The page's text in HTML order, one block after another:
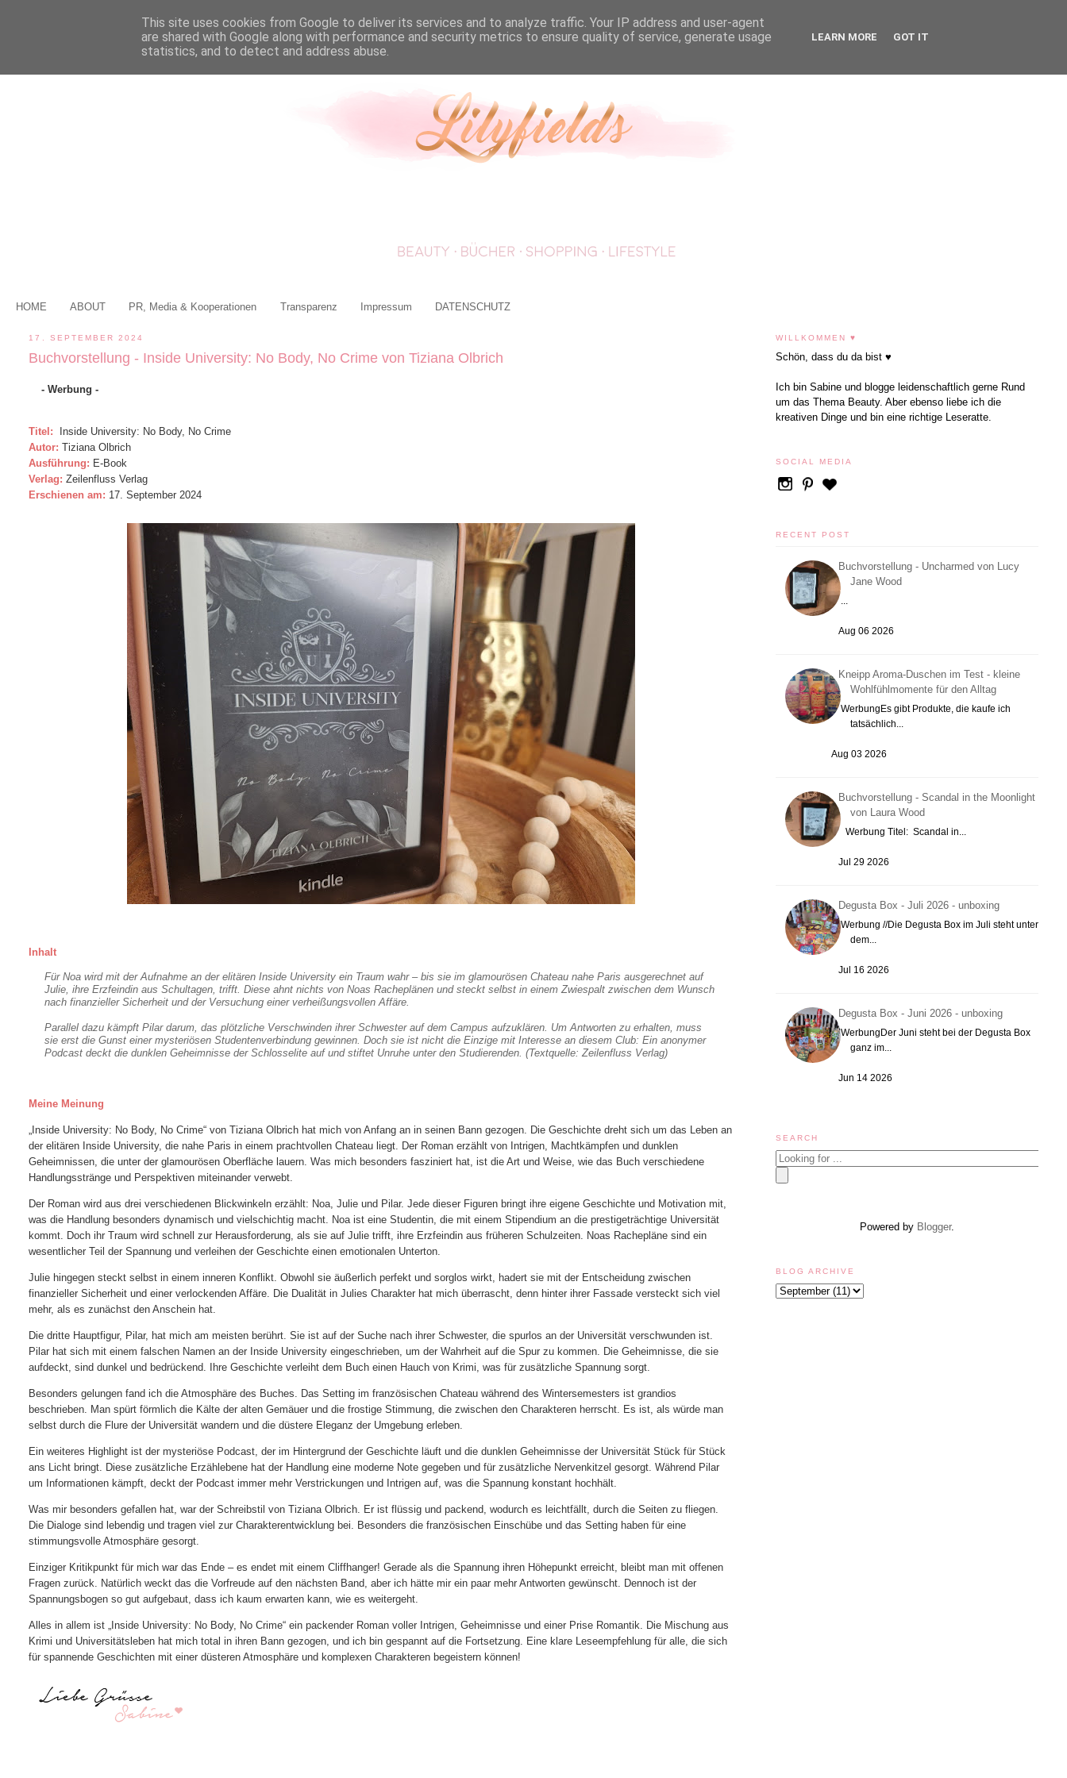
HOME ABOUT PR, Media & Kooperationen Transparenz Impressum DATENSCHUTZ
17. SEPTEMBER 2024
Buchvorstellung - Inside University: No Body, No Crime von Tiziana Olbrich
- Werbung -
Titel: Inside University: No Body, No Crime
Autor: Tiziana Olbrich
Ausführung: E-Book
Verlag: Zeilenfluss Verlag
Erschienen am: 17. September 2024
Inhalt
Für Noa wird mit der Aufnahme an der elitären Inside University ein Traum wahr – bis sie im glamourösen Chateau nahe Paris ausgerechnet auf
Julie, ihre Erzfeindin aus Schultagen, trifft. Diese ahnt nichts von Noas Racheplänen und steckt selbst in einem Zwiespalt zwischen dem Wunsch
nach finanzieller Sicherheit und der Versuchung einer verheißungsvollen Affäre.
Parallel dazu kämpft Pilar darum, das plötzliche Verschwinden ihrer Schwester auf dem Campus aufzuklären. Um Antworten zu erhalten, muss
sie erst die Gunst einer mysteriösen Studentenverbindung gewinnen. Doch sie ist nicht die Einzige mit Interesse an diesem Club: Ein anonymer
Podcast deckt die dunklen Geheimnisse der Schlosselite auf und stiftet Unruhe unter den Studierenden. (Textquelle: Zeilenfluss Verlag)
Meine Meinung
„Inside University: No Body, No Crime“ von Tiziana Olbrich hat mich von Anfang an in seinen Bann gezogen. Die Geschichte dreht sich um das Leben an
der elitären Inside University, die nahe Paris in einem prachtvollen Chateau liegt. Der Roman erzählt von Intrigen, Machtkämpfen und dunklen
Geheimnissen, die unter der glamourösen Oberfläche lauern. Was mich besonders fasziniert hat, ist die Art und Weise, wie das Buch verschiedene
Handlungsstränge und Perspektiven miteinander verwebt.
Der Roman wird aus drei verschiedenen Blickwinkeln erzählt: Noa, Julie und Pilar. Jede dieser Figuren bringt ihre eigene Geschichte und Motivation mit,
was die Handlung besonders dynamisch und vielschichtig macht. Noa ist eine Studentin, die mit einem Stipendium an die prestigeträchtige Universität
kommt. Doch ihr Traum wird schnell zur Herausforderung, als sie auf Julie trifft, ihre Erzfeindin aus früheren Schulzeiten. Noas Rachepläne sind ein
wesentlicher Teil der Spannung und verleihen der Geschichte einen emotionalen Unterton.
Julie hingegen steckt selbst in einem inneren Konflikt. Obwohl sie äußerlich perfekt und sorglos wirkt, hadert sie mit der Entscheidung zwischen
finanzieller Sicherheit und einer verlockenden Affäre. Die Dualität in Julies Charakter hat mich überrascht, denn hinter ihrer Fassade versteckt sich viel
mehr, als es zunächst den Anschein hat.
Die dritte Hauptfigur, Pilar, hat mich am meisten berührt. Sie ist auf der Suche nach ihrer Schwester, die spurlos an der Universität verschwunden ist.
Pilar hat sich mit einem falschen Namen an der Inside University eingeschrieben, um der Wahrheit auf die Spur zu kommen. Die Geheimnisse, die sie
aufdeckt, sind dunkel und bedrückend. Ihre Geschichte verleiht dem Buch einen Hauch von Krimi, was für zusätzliche Spannung sorgt.
Besonders gelungen fand ich die Atmosphäre des Buches. Das Setting im französischen Chateau während des Wintersemesters ist grandios
beschrieben. Man spürt förmlich die Kälte der alten Gemäuer und die frostige Stimmung, die zwischen den Charakteren herrscht. Es ist, als würde man
selbst durch die Flure der Universität wandern und die düstere Eleganz der Umgebung erleben.
Ein weiteres Highlight ist der mysteriöse Podcast, der im Hintergrund der Geschichte läuft und die dunklen Geheimnisse der Universität Stück für Stück
ans Licht bringt. Diese zusätzliche Erzählebene hat der Handlung eine moderne Note gegeben und für zusätzliche Nervenkitzel gesorgt. Während Pilar
um Informationen kämpft, deckt der Podcast immer mehr Verstrickungen und Intrigen auf, was die Spannung konstant hochhält.
Was mir besonders gefallen hat, war der Schreibstil von Tiziana Olbrich. Er ist flüssig und packend, wodurch es leichtfällt, durch die Seiten zu fliegen.
Die Dialoge sind lebendig und tragen viel zur Charakterentwicklung bei. Besonders die französischen Einschübe und das Setting haben für eine
stimmungsvolle Atmosphäre gesorgt.
Einziger Kritikpunkt für mich war das Ende – es endet mit einem Cliffhanger! Gerade als die Spannung ihren Höhepunkt erreicht, bleibt man mit offenen
Fragen zurück. Natürlich weckt das die Vorfreude auf den nächsten Band, aber ich hätte mir ein paar mehr Antworten gewünscht. Dennoch ist der
Spannungsbogen so gut aufgebaut, dass ich kaum erwarten kann, wie es weitergeht.
Alles in allem ist „Inside University: No Body, No Crime“ ein packender Roman voller Intrigen, Geheimnisse und einer Prise Romantik. Die Mischung aus
Krimi und Universitätsleben hat mich total in ihren Bann gezogen, und ich bin gespannt auf die Fortsetzung. Eine klare Leseempfehlung für alle, die sich
für spannende Geschichten mit einer düsteren Atmosphäre und komplexen Charakteren begeistern können!
WILLKOMMEN ♥
Schön, dass du da bist ♥
Ich bin Sabine und blogge leidenschaftlich gerne Rund
um das Thema Beauty. Aber ebenso liebe ich die
kreativen Dinge und bin eine richtige Leseratte.
SOCIAL MEDIA
RECENT POST
Buchvorstellung - Uncharmed von Lucy
Jane Wood
...
Aug 06 2026
Kneipp Aroma-Duschen im Test - kleine
Wohlfühlmomente für den Alltag
WerbungEs gibt Produkte, die kaufe ich
tatsächlich...
Aug 03 2026
Buchvorstellung - Scandal in the Moonlight
von Laura Wood
Werbung Titel: Scandal in...
Jul 29 2026
Degusta Box - Juli 2026 - unboxing
Werbung //Die Degusta Box im Juli steht unter
dem...
Jul 16 2026
Degusta Box - Juni 2026 - unboxing
WerbungDer Juni steht bei der Degusta Box
ganz im...
Jun 14 2026
SEARCH
Powered by Blogger.
BLOG ARCHIVE
This site uses cookies from Google to deliver its services and to analyze traffic. Your IP address and user-agent
are shared with Google along with performance and security metrics to ensure quality of service, generate usage
statistics, and to detect and address abuse.
LEARN MORE GOT IT